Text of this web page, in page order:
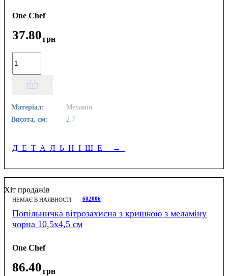
One Chef
37.80грн
Матеріал:
Меламін
Висота, см:
2.7
ДЕТАЛЬНІШЕ →
Хіт продажів
НЕМАЄ В НАЯВНОСТІ 602006
Попільничка вітрозахисна з кришкою з меламіну
чорна 10,5х4,5 см
One Chef
86.40грн